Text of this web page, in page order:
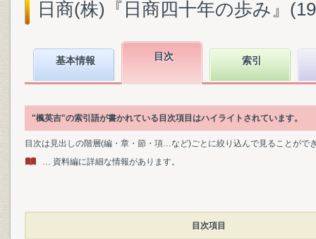
日商(株)『日商四十年の歩み』
基本情報 目次 索引
"楓英吉"の索引語が書かれている目次項目はハイライトされています。
目次は見出しの階層(編・章・節・項…など)ごとに絞り込んで見ることがで
… 資料編に詳細な情報があります。
目次項目